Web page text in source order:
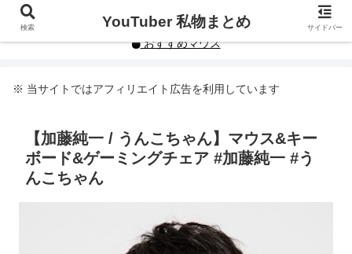
YouTuberや人気インフルエンサーの私物まとめです。
おすすめマウス
※ 当サイトではアフィリエイト広告を利用しています
【加藤純一 / うんこちゃん】マウス&キー
ボード&ゲーミングチェア #加藤純一 #う
んこちゃん
検索 YouTuber 私物まとめ サイドバー